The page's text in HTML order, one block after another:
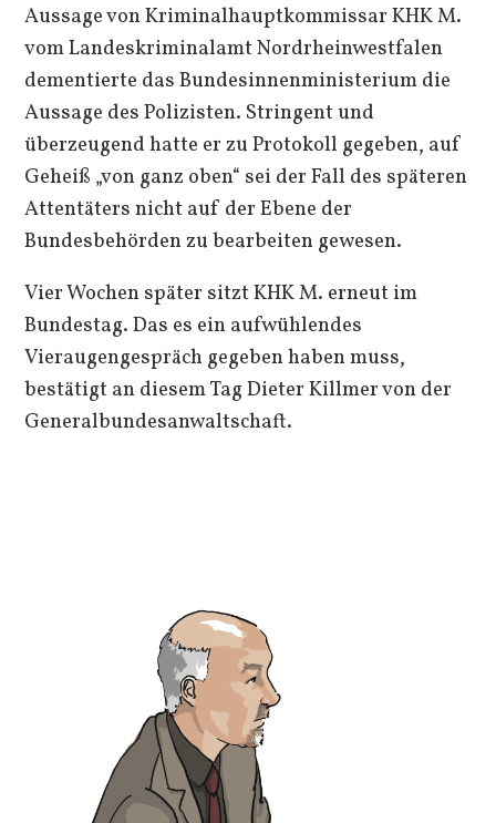
Aussage von Kriminalhauptkommissar KHK M.
vom Landeskriminalamt Nordrheinwestfalen
dementierte das Bundesinnenministerium die
Aussage des Polizisten. Stringent und
überzeugend hatte er zu Protokoll gegeben, auf
Geheiß „von ganz oben“ sei der Fall des späteren
Attentäters nicht auf der Ebene der
Bundesbehörden zu bearbeiten gewesen.
Vier Wochen später sitzt KHK M. erneut im
Bundestag. Das es ein aufwühlendes
Vieraugengespräch gegeben haben muss,
bestätigt an diesem Tag Dieter Killmer von der
Generalbundesanwaltschaft.